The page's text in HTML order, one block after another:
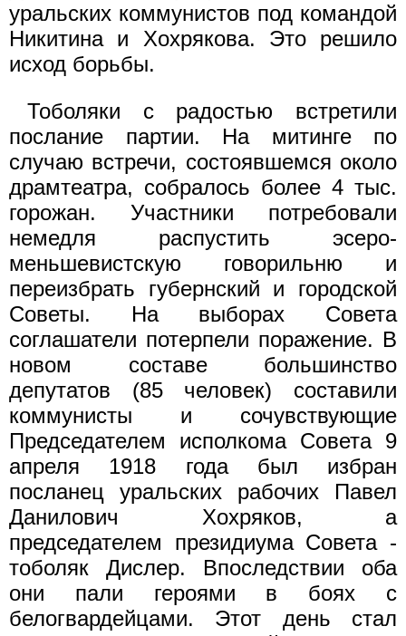
уральских коммунистов под командой
Никитина и Хохрякова. Это решило
исход борьбы.
Тоболяки с радостью встретили
послание партии. На митинге по
случаю встречи, состоявшемся около
драмтеатра, собралось более 4 тыс.
горожан. Участники потребовали
немедля распустить эсеро-
меньшевистскую говорильню и
переизбрать губернский и городской
Советы. На выборах Совета
соглашатели потерпели поражение. В
новом составе большинство
депутатов (85 человек) составили
коммунисты и сочувствующие
Председателем исполкома Совета 9
апреля 1918 года был избран
посланец уральских рабочих Павел
Данилович Хохряков, а
председателем президиума Совета -
тоболяк Дислер. Впоследствии оба
они пали героями в боях с
белогвардейцами. Этот день стал